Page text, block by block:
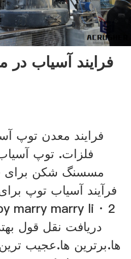
فرایند آسیاب در
فرایند معدن توپ
فلزات. توپ
مسسنگ شکن
فرآیند آسیاب توپ
ها.برترین ها.عجیب